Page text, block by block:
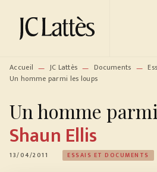
MENU RECHERCHE
PIED DE PAGE
Accueil — JC Lattès — Documents —
Un homme parmi les loups
Un homme
Shaun Ellis
13/04/2011 ESSAIS ET DOCUMENTS